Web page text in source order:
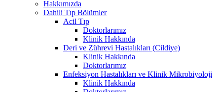
Hakkımızda
Dahili Tıp Bölümler
Acil Tıp
Doktorlarımız
Klinik Hakkında
Deri ve Zührevi Hastalıkları (Cildiye)
Klinik Hakkında
Doktorlarımız
Enfeksiyon Hastalıkları ve Klinik Mikrobiyoloji
Klinik Hakkında